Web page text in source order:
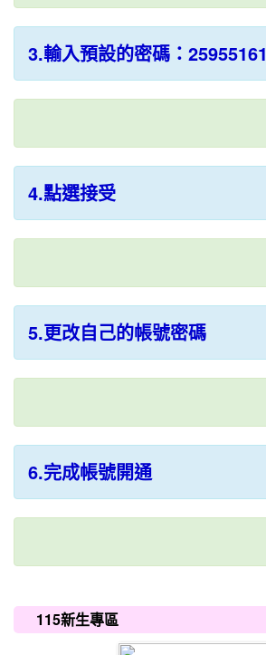
3.輸入預設的密碼：25955161
4.點選接受
5.更改自己的帳號密碼
6.完成帳號開通
115新生專區